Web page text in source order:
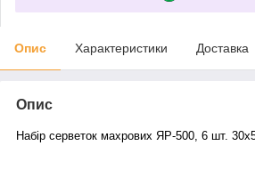
Опис Характеристики Доставка
Опис
Набір серветок махрових ЯР-500, 6 шт.